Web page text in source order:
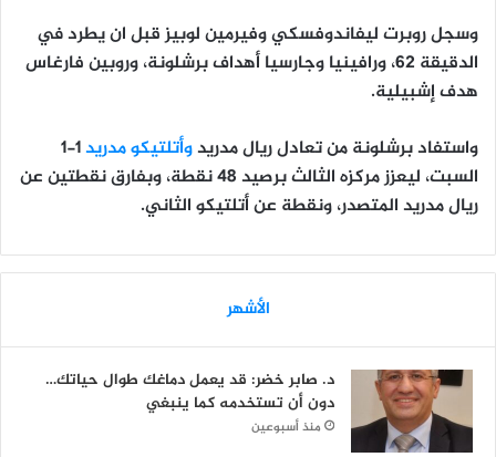
وسجل روبرت ليفاندوفسكي وفيرمين لوبيز قبل ان يطرد في
الدقيقة 62، ورافينيا وجارسيا أهداف برشلونة، وروبين فارغاس
هدف إشبيلية.
واستفاد برشلونة من تعادل ريال مدريدوأتلتيكو مدريد
1-1
السبت، ليعزز مركزه الثالث برصيد 48 نقطة، وبفارق نقطتين عن
ريال مدريد المتصدر، ونقطة عن أتلتيكو الثاني.
الأشهر
د. صابر خضر: قد يعمل دماغك طوال حياتك…
دون أن تستخدمه كما ينبغي
منذ أسبوعين